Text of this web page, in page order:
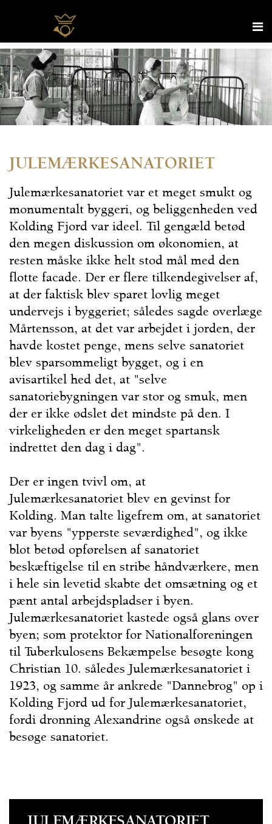
JULEMÆRKESANATORIET
Julemærkesanatoriet var et meget smukt og
monumentalt byggeri, og beliggenheden ved
Kolding Fjord var ideel. Til gengæld betød
den megen diskussion om økonomien, at
resten måske ikke helt stod mål med den
flotte facade. Der er flere tilkendegivelser af,
at der faktisk blev sparet lovlig meget
undervejs i byggeriet; således sagde overlæge
Mårtensson, at det var arbejdet i jorden, der
havde kostet penge, mens selve sanatoriet
blev sparsommeligt bygget, og i en
avisartikel hed det, at "selve
sanatoriebygningen var stor og smuk, men
der er ikke ødslet det mindste på den. I
virkeligheden er den meget spartansk
indrettet den dag i dag".
Der er ingen tvivl om, at
Julemærkesanatoriet blev en gevinst for
Kolding. Man talte ligefrem om, at sanatoriet
var byens "ypperste seværdighed", og ikke
blot betød opførelsen af sanatoriet
beskæftigelse til en stribe håndværkere, men
i hele sin levetid skabte det omsætning og et
pænt antal arbejdspladser i byen.
Julemærkesanatoriet kastede også glans over
byen; som protektor for Nationalforeningen
til Tuberkulosens Bekæmpelse besøgte kong
Christian 10. således Julemærkesanatoriet i
1923, og samme år ankrede "Dannebrog" op i
Kolding Fjord ud for Julemærkesanatoriet,
fordi dronning Alexandrine også ønskede at
besøge sanatoriet.